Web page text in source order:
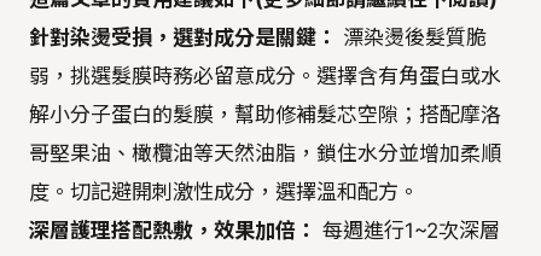
針對染燙受損，選對成分是關鍵：
漂染燙後髮質脆
弱，挑選髮膜時務必留意成分。選擇含有角蛋白或水
解小分子蛋白的髮膜，幫助修補髮芯空隙；搭配摩洛
哥堅果油、橄欖油等天然油脂，鎖住水分並增加柔順
度。切記避開刺激性成分，選擇溫和配方。
深層護理搭配熱敷，效果加倍： 每週進行1~2次深層